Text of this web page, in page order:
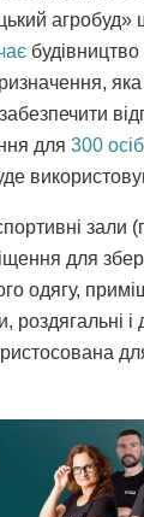
агробуд»
для 300 осіб
зали
для
одягу,
роздягальні